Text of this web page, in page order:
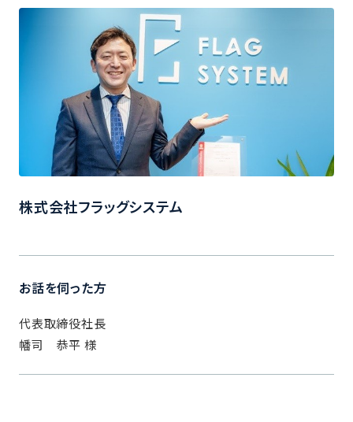
株式会社フラッグシステム
お話を伺った方
代表取締役社長
幡司 恭平 様